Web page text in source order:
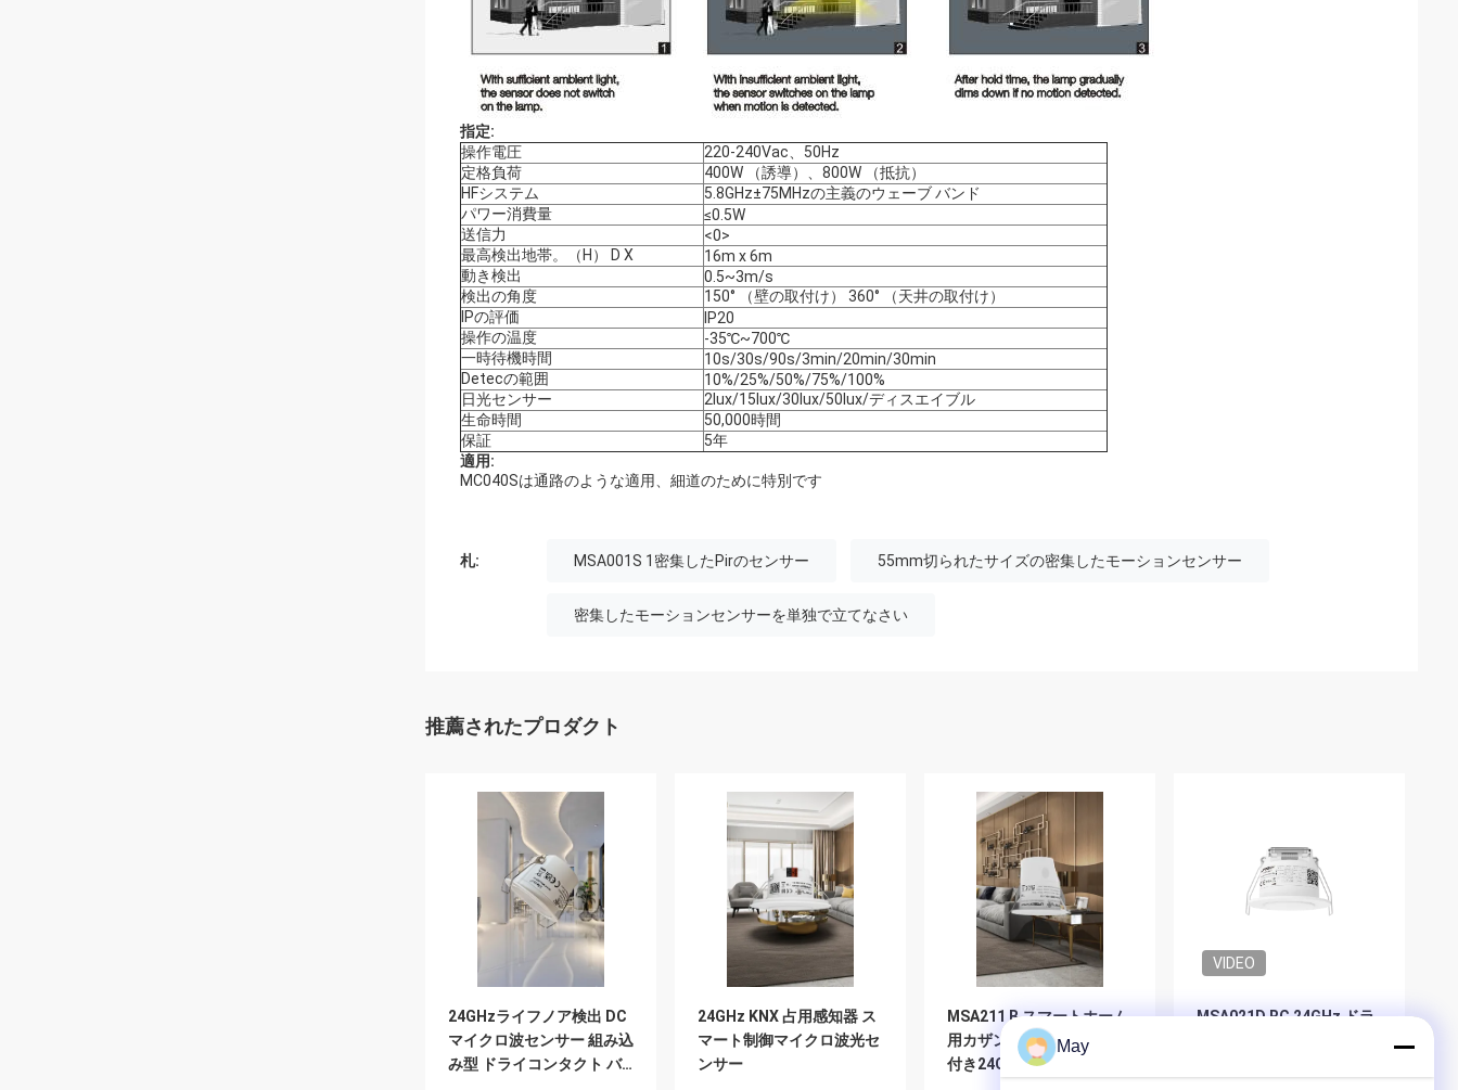
指定:
操作電圧
220-240Vac、50Hz
定格負荷
400W （誘導）、800W （抵抗）
HFシステム
5.8GHz±75MHzの主義のウェーブ バンド
パワー消費量
≤0.5W
送信力
<0>
最高検出地帯。（H） D X
16m x 6m
動き検出
0.5~3m/s
検出の角度
150° （壁の取付け） 360° （天井の取付け）
IPの評価
IP20
操作の温度
-35℃~700℃
一時待機時間
10s/30s/90s/3min/20min/30min
Detecの範囲
10%/25%/50%/75%/100%
日光センサー
2lux/15lux/30lux/50lux/ディスエイブル
生命時間
50,000時間
保証
5年
適用:
MC040Sは通路のような適用、細道のために特別です
札: MSA001S 1密集したPirのセンサー 55mm切られたサイズの密集したモーションセンサー
密集したモーションセンサーを単独で立てなさい
推薦されたプロダクト
24GHzライフノア検出 DC
マイクロ波センサー 組み込
み型 ドライコンタクト バ
24GHz KNX 占用感知器 ス
マート制御マイクロ波光セ
ンサー
MSA211 B スマートホーム
用カザンビーのBluetooth
付き24GHz大型空間プレゼ
VIDEO
MSA021D RC 24GHz ドラ
May